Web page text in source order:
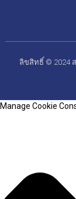
ลิขสิทธิ์ © 2024
Manage Cookie